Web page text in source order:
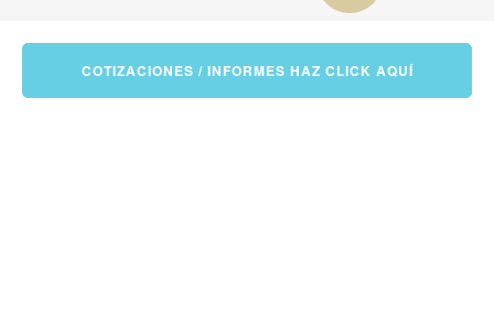
COTIZACIONES / INFORMES HAZ CLICK AQUÍ